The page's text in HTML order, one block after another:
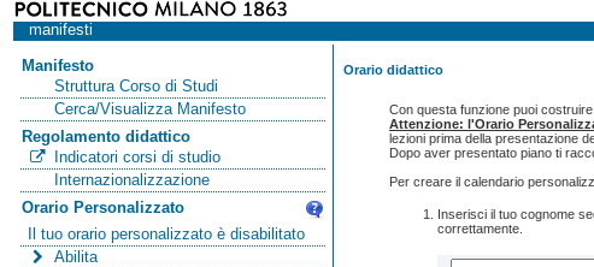
manifesti
Manifesto
Struttura Corso di Studi
Cerca/Visualizza Manifesto
Regolamento didattico
Indicatori corsi di studio
Internazionalizzazione
Orario Personalizzato
Il tuo orario personalizzato è disabilitato
Abilita
Orario didattico
Con questa funzione puoi
Attenzione: l'Orario
lezioni prima della presentazione
Dopo aver presentato piano ti
Per creare il calendario
Inserisci il tuo cognome
correttamente.